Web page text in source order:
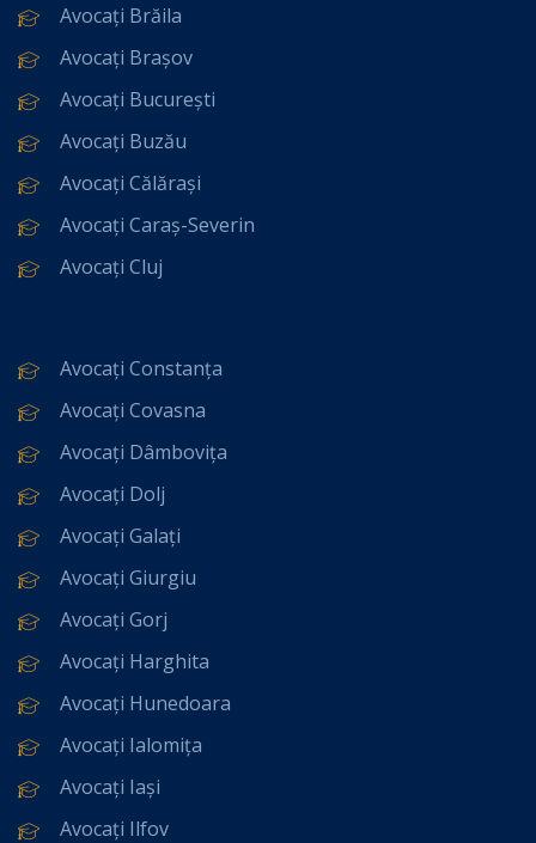
Avocați Brăila
Avocați Brașov
Avocați București
Avocați Buzău
Avocați Călărași
Avocați Caraș-Severin
Avocați Cluj
Avocați Constanța
Avocați Covasna
Avocați Dâmbovița
Avocați Dolj
Avocați Galați
Avocați Giurgiu
Avocați Gorj
Avocați Harghita
Avocați Hunedoara
Avocați Ialomița
Avocați Iași
Avocați Ilfov